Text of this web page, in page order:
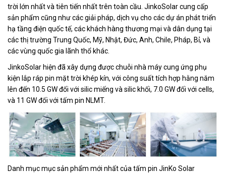
trời lớn nhất và tiên tiến nhất trên toàn cầu. JinkoSolar cung cấp
sản phẩm cũng như các giải pháp, dịch vụ cho các dự án phát triển
hạ tầng điện quốc tế, các khách hàng thương mại và dân dụng tại
các thị trường Trung Quốc, Mỹ, Nhật, Đức, Anh, Chile, Pháp, Bỉ, và
các vùng quốc gia lãnh thổ khác.
JinkoSolar hiện đã xây dựng được chuỗi nhà máy cung ứng phụ
kiện lắp ráp pin mặt trời khép kín, với công suất tích hợp hằng năm
lên đến 10.5 GW đối với silic miếng và silic khối, 7.0 GW đối với cells,
và 11 GW đối với tấm pin NLMT.
Danh mục mục sản phẩm mới nhất của tấm pin JinKo Solar